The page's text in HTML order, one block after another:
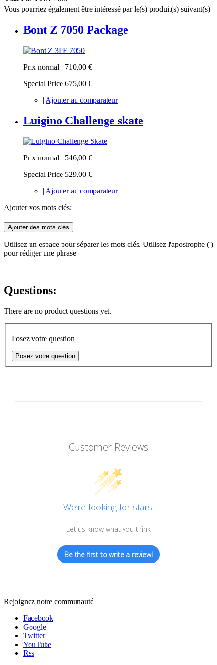
Vous pourriez également être intéressé par le(s) produit(s) suivant(s)
Bont Z 7050 Package
Prix normal : 710,00 €
Special Price 675,00 €
| Ajouter au comparateur
Luigino Challenge skate
Prix normal : 546,00 €
Special Price 529,00 €
| Ajouter au comparateur
Ajouter vos mots clés:
Ajouter des mots clés
Utilisez un espace pour séparer les mots clés. Utilisez l'apostrophe (')
pour rédiger une phrase.
Questions:
There are no product questions yet.
Posez votre question
Posez votre question
Customer Reviews
We’re looking for stars!
Let us know what you think
Be the first to write a review!
Rejoignez notre communauté
Facebook
Google+
Twitter
YouTube
Rss